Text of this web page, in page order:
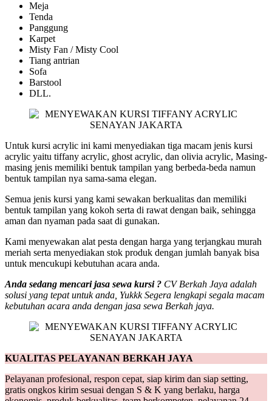
Meja
Tenda
Panggung
Karpet
Misty Fan / Misty Cool
Tiang antrian
Sofa
Barstool
DLL.
Untuk kursi acrylic ini kami menyediakan tiga macam jenis kursi
acrylic yaitu tiffany acrylic, ghost acrylic, dan olivia acrylic, Masing-
masing jenis memiliki bentuk tampilan yang berbeda-beda namun
bentuk tampilan nya sama-sama elegan.
Semua jenis kursi yang kami sewakan berkualitas dan memiliki
bentuk tampilan yang kokoh serta di rawat dengan baik, sehingga
aman dan nyaman pada saat di gunakan.
Kami menyewakan alat pesta dengan harga yang terjangkau murah
meriah serta menyediakan stok produk dengan jumlah banyak bisa
untuk mencukupi kebutuhan acara anda.
Anda sedang mencari jasa sewa kursi ? CV Berkah Jaya adalah
solusi yang tepat untuk anda, Yukkk Segera lengkapi segala macam
kebutuhan acara anda dengan jasa sewa Berkah jaya.
KUALITAS PELAYANAN BERKAH JAYA
Pelayanan profesional, respon cepat, siap kirim dan siap setting,
gratis ongkos kirim sesuai dengan S & K yang berlaku, harga